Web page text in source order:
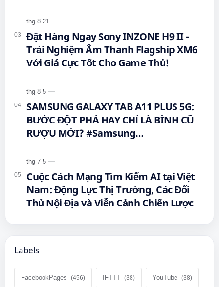
Đặt Hàng Ngay Sony INZONE H9 II -
Trải Nghiệm Âm Thanh Flagship XM6
Với Giá Cực Tốt Cho Game Thủ!
SAMSUNG GALAXY TAB A11 PLUS 5G:
BƯỚC ĐỘT PHÁ HAY CHỈ LÀ BÌNH CŨ
RƯỢU MỚI? #Samsung
#QueenMobile #MayTinhBang
#CongNghe
Cuộc Cách Mạng Tìm Kiếm AI tại Việt
Nam: Động Lực Thị Trường, Các Đối
Thủ Nội Địa và Viễn Cảnh Chiến Lược
Labels
FacebookPages IFTTT YouTube